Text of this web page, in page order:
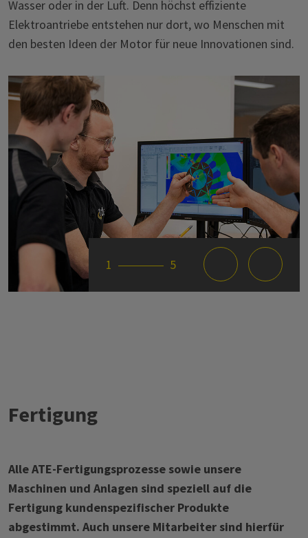
Wasser oder in der Luft. Denn höchst effiziente
Elektroantriebe entstehen nur dort, wo Menschen mit
den besten Ideen der Motor für neue Innovationen sind.
1 5
Fertigung
Alle ATE-Fertigungsprozesse sowie unsere
Maschinen und Anlagen sind speziell auf die
Fertigung kundenspezifischer Produkte
abgestimmt. Auch unsere Mitarbeiter sind hierfür